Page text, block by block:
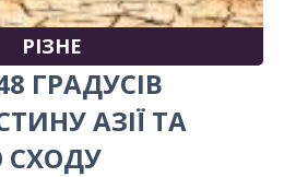
РІЗНЕ
ГРАДУСІВ
АЗІЇ ТА
СХОДУ